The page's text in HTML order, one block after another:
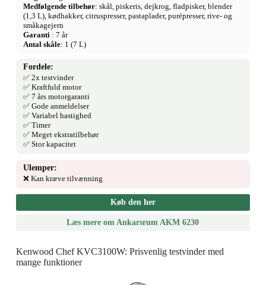
Medfølgende tilbehør: skål, piskeris, dejkrog, fladpisker, blender
(1,3 L), kødhakker, citruspresser, pastaplader, purépresser, rive- og
småkagejern
Garanti : 7 år
Antal skåle: 1 (7 L)
Fordele:
✅ 2x testvinder
✅ Kraftfuld motor
✅ 7 års motorgaranti
✅ Gode anmeldelser
✅ Variabel hastighed
✅ Timer
✅ Meget ekstratilbehør
✅ Stor kapacitet
Ulemper:
❌ Kan kræve tilvænning
Køb den her
Læs mere om Ankarsrum AKM 6230
Kenwood Chef KVC3100W: Prisvenlig testvinder med
mange funktioner